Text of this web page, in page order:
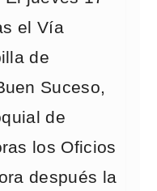
el Vía
de
Suceso,
de
los Oficios
después la